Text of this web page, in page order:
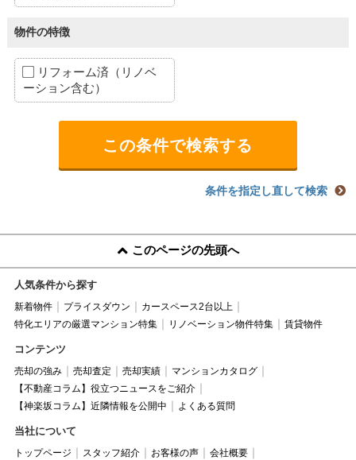
物件の特徴
リフォーム済（リノベ
ーション含む）
条件を指定し直して検索
このページの先頭へ
人気条件から探す
新着物件 プライスダウン
カースペース2台以上
特化エリアの厳選マンション特集
リノベーション物件特集 賃貸物件
コンテンツ
売却の強み 売却査定 売却実績
マンションカタログ
【不動産コラム】役立つニュースをご紹介
【神楽坂コラム】近隣情報を公開中
よくある質問
当社について
トップページ スタッフ紹介 お客様の声
会社概要